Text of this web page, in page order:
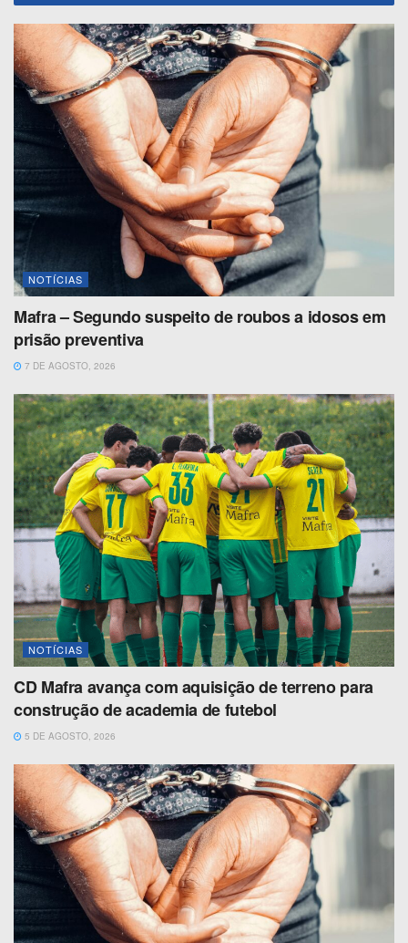
NOTÍCIAS
Mafra – Segundo suspeito de roubos a idosos em
prisão preventiva
7 DE AGOSTO, 2026
NOTÍCIAS
CD Mafra avança com aquisição de terreno para
construção de academia de futebol
5 DE AGOSTO, 2026